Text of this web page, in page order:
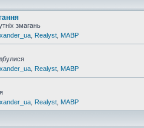
змагань
Realyst MABP
Realyst MABP
Realyst MABP